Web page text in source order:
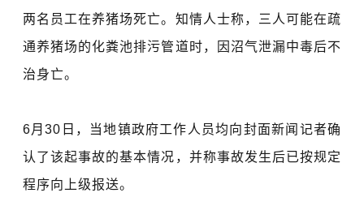
两名员工在养猪场死亡。知情人士称，三人可能在疏
通养猪场的化粪池排污管道时，因沼气泄漏中毒后不
治身亡。
6月30日，当地镇政府工作人员均向封面新闻记者确
认了该起事故的基本情况，并称事故发生后已按规定
程序向上级报送。